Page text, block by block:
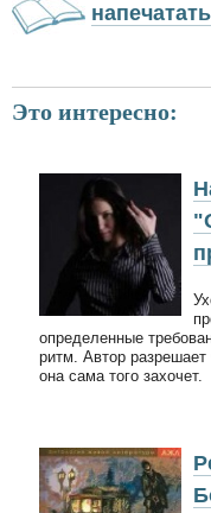
Это интересно:
определенные
ритм. Автор разрешает
она сама того захочет.